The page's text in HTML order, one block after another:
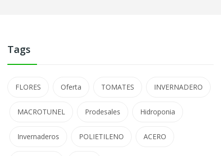
Tags
FLORES Oferta TOMATES INVERNADERO
MACROTUNEL Prodesales Hidroponia
Invernaderos POLIETILENO ACERO